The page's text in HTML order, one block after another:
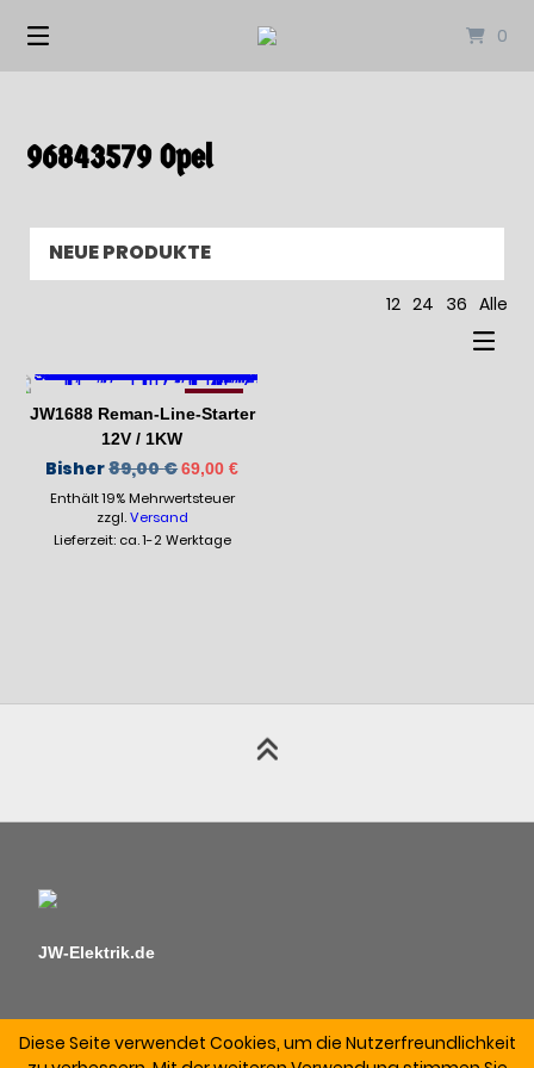
0
96843579 Opel
12 24 36 Alle
-23%
JW1688 Reman-Line-Starter
12V / 1KW
Bisher89,00€Ursprünglicher
Preis
war:
89,00 €
69,00€Aktueller
Enthält 19% Mehrwertsteuer
zzgl.Versand
Lieferzeit: ca. 1-2 Werktage
JW-Elektrik.de
Diese Seite verwendet Cookies, um die Nutzerfreundlichkeit